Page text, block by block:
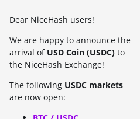
Dear NiceHash users!
We are happy to announce the
arrival of USD Coin (USDC) to
the NiceHash Exchange!
The following USDC markets
are now open: